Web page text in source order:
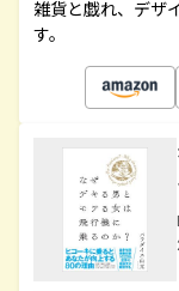
雑貨と戯れ、デザ
す。